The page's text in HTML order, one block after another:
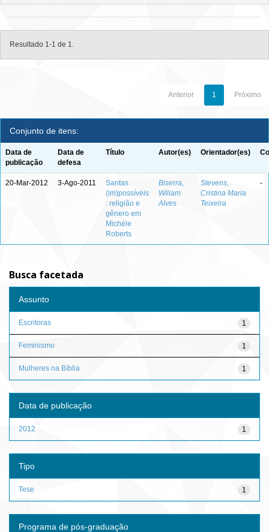
Resultado 1-1 de 1.
Anterior 1 Próximo
Conjunto de itens:
Data de
publicação
Data de
defesa
Título Autor(es) Orientador(es)
20-Mar-2012 3-Ago-2011
Santas
(im)possíveis
: religião e
gênero em
Michèle
Roberts
Biserra,
Wiliam
Alves
Stevens,
Cristina Maria
Teixeira
-
Busca facetada
Assunto
1
Escritoras
1
Feminismo
1
Mulheres na Bíblia
Data de publicação
1
2012
Tipo
1
Tese
Programa de pós-graduação